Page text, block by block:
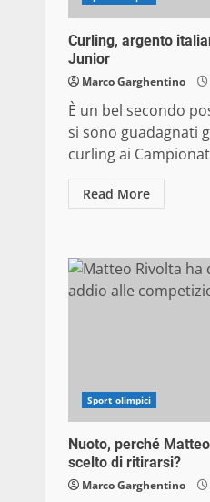
Curling, argento
Junior
Marco Garghentino
È un bel secondo
si sono guadagnati
curling ai
Read More
Sport olimpici
Nuoto, perché
scelto di ritirarsi?
Marco Garghentino